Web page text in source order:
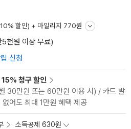
할인) + 마일리지 770원
천원 이상 무료)
신청
15% 청구 할인
30만원 또는 60만원 이용 시) / 카드 발
어도 최대 1만원 혜택 제공
소득공제 630원